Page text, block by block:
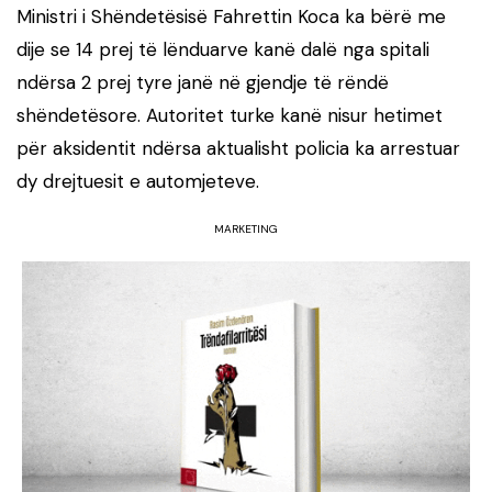
Ministri i Shëndetësisë Fahrettin Koca ka bërë me
dije se 14 prej të lënduarve kanë dalë nga spitali
ndërsa 2 prej tyre janë në gjendje të rëndë
shëndetësore. Autoritet turke kanë nisur hetimet
për aksidentit ndërsa aktualisht policia ka arrestuar
dy drejtuesit e automjeteve.
MARKETING